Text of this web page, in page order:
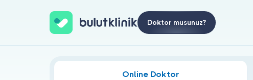
Doktor musunuz?
İşitsel Sözel Terapi Doktorları
Online Doktor